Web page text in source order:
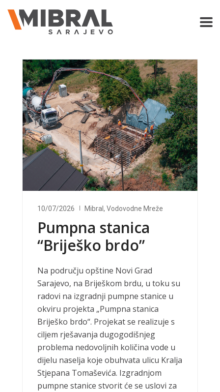
10/07/2026 Mibral , Vodovodne Mreže
Pumpna stanica
“Briješko brdo”
Na području opštine Novi Grad
Sarajevo, na Briješkom brdu, u toku su
radovi na izgradnji pumpne stanice u
okviru projekta „Pumpna stanica
Briješko brdo“. Projekat se realizuje s
ciljem rješavanja dugogodišnjeg
problema nedovoljnih količina vode u
dijelu naselja koje obuhvata ulicu Kralja
Stjepana Tomaševića. Izgradnjom
pumpne stanice stvorit će se uslovi za